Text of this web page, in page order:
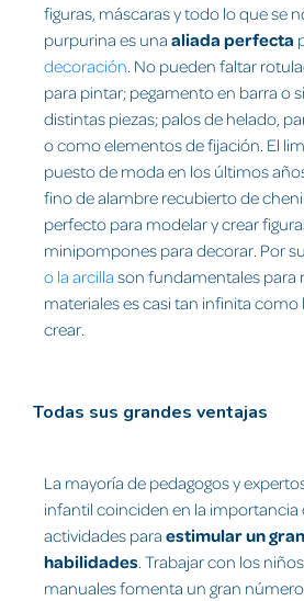
figuras, máscaras y todo lo que se
purpurina es una aliada perfecta
decoración . No pueden faltar
para pintar; pegamento en barra o
distintas piezas; palos de helado,
o como elementos de fijación. El
puesto de moda en los últimos
fino de alambre recubierto de
perfecto para modelar y crear
minipompones para decorar. Por
o la arcilla son fundamentales para
materiales es casi tan infinita como
crear.
Todas sus grandes ventajas
La mayoría de pedagogos y
infantil coinciden en la importancia
actividades para estimular un
habilidades . Trabajar con los
manuales fomenta un gran